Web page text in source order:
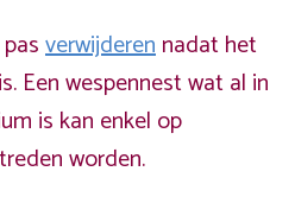
verwijderennadat het
Een wespennest wat al in
is kan enkel op
worden.